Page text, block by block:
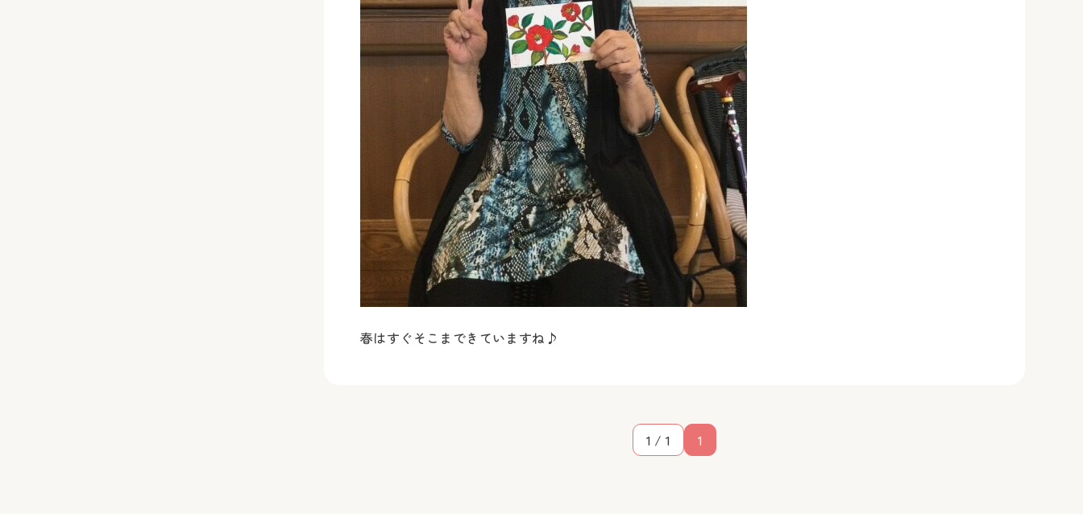
春はすぐそこまできていますね♪
1 / 1 1